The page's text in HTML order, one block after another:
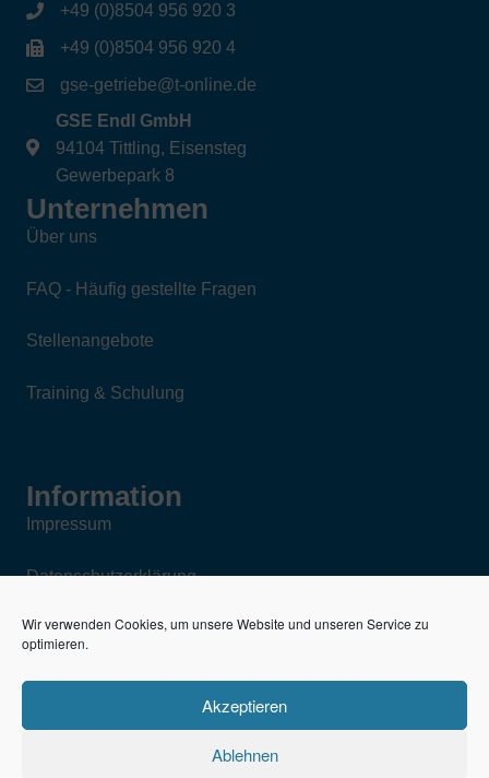
Wir verwenden Cookies, um unsere Website und unseren Service zu
optimieren.
Akzeptieren
Ablehnen
+49 (0)8504 956 920 3
+49 (0)8504 956 920 4
gse-getriebe@t-online.de
GSE Endl GmbH
94104 Tittling, Eisensteg
Gewerbepark 8
Unternehmen
Über uns
FAQ - Häufig gestellte Fragen
Stellenangebote
Training & Schulung
Information
Impressum
Datenschutzerklärung
AGB für den Verkauf neuer und gebrauchter
Fahrzeugteile
Kfz-Reparaturbedingungen